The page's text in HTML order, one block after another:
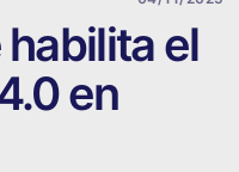
el
en